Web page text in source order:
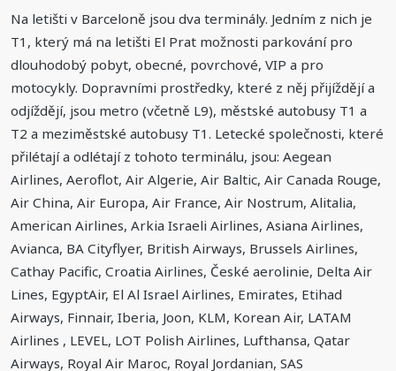
Na letišti v Barceloně jsou dva terminály. Jedním z nich je
T1, který má na letišti El Prat možnosti parkování pro
dlouhodobý pobyt, obecné, povrchové, VIP a pro
motocykly. Dopravními prostředky, které z něj přijíždějí a
odjíždějí, jsou metro (včetně L9), městské autobusy T1 a
T2 a meziměstské autobusy T1. Letecké společnosti, které
přilétají a odlétají z tohoto terminálu, jsou: Aegean
Airlines, Aeroflot, Air Algerie, Air Baltic, Air Canada Rouge,
Air China, Air Europa, Air France, Air Nostrum, Alitalia,
American Airlines, Arkia Israeli Airlines, Asiana Airlines,
Avianca, BA Cityflyer, British Airways, Brussels Airlines,
Cathay Pacific, Croatia Airlines, České aerolinie, Delta Air
Lines, EgyptAir, El Al Israel Airlines, Emirates, Etihad
Airways, Finnair, Iberia, Joon, KLM, Korean Air, LATAM
Airlines , LEVEL, LOT Polish Airlines, Lufthansa, Qatar
Airways, Royal Air Maroc, Royal Jordanian, SAS